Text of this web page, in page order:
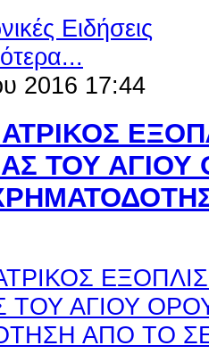
Ειδήσεις
2016 17:44
ΤΟΥ ΑΓΙΟΥ